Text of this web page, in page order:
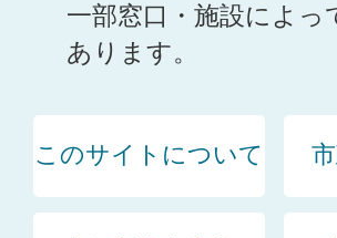
一部窓口・施設によっ
あります。
このサイトについて